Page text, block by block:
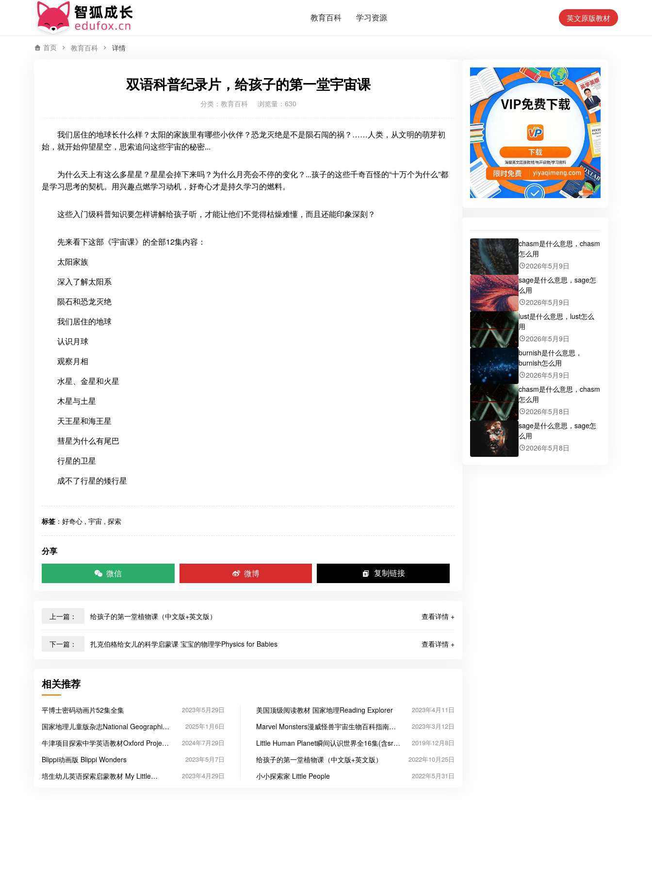
教育百科 学习资源 英文原版教材
首页 教育百科 详情
双语科普纪录片，给孩子的第一堂宇宙课
分类： 教育百科 浏览量：630
我们居住的地球长什么样？太阳的家族里有哪些小伙伴？恐龙灭绝是不是陨石闯的祸？……人类，从文明的萌芽初
始，就开始仰望星空，思索追问这些宇宙的秘密...
为什么天上有这么多星星？星星会掉下来吗？为什么月亮会不停的变化？...孩子的这些千奇百怪的“十万个为什么”都
是学习思考的契机。用兴趣点燃学习动机，好奇心才是持久学习的燃料。
这些入门级科普知识要怎样讲解给孩子听，才能让他们不觉得枯燥难懂，而且还能印象深刻？
先来看下这部《宇宙课》的全部12集内容：
太阳家族
深入了解太阳系
陨石和恐龙灭绝
我们居住的地球
认识月球
观察月相
水星、金星和火星
木星与土星
天王星和海王星
彗星为什么有尾巴
行星的卫星
成不了行星的矮行星
标签 ： 好奇心 , 宇宙 , 探索
分享
微信
微博 复制链接
上一篇： 查看详情 +
给孩子的第一堂植物课（中文版+英文版）
下一篇： 查看详情 +
扎克伯格给女儿的科学启蒙课 宝宝的物理学Physics for Babies
相关推荐
平博士密码动画片52集全集 2023年5月29日
国家地理儿童版杂志National Geographic
2025年1月6日
牛津项目探索中学英语教材Oxford Project
2024年7月29日
Blippi动画版 Blippi Wonders 2023年5月7日
培生幼儿英语探索启蒙教材 My Little
2023年4月29日
美国顶级阅读教材 国家地理Reading Explorer 2023年4月11日
Marvel Monsters漫威怪兽宇宙生物百科指南
2023年3月12日
Little Human Planet瞬间认识世界全16集(含srt
2019年12月8日
给孩子的第一堂植物课（中文版+英文版） 2022年10月25日
小小探索家 Little People 2022年5月31日
chasm是什么意思，chasm
怎么用
2026年5月9日
sage是什么意思，sage怎
么用
2026年5月9日
lust是什么意思，lust怎么
用
2026年5月9日
burnish是什么意思，
burnish怎么用
2026年5月9日
chasm是什么意思，chasm
怎么用
2026年5月8日
sage是什么意思，sage怎
么用
2026年5月8日